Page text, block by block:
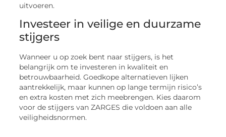
uitvoeren.
Investeer in veilige en duurzame
stijgers
Wanneer u op zoek bent naar stijgers, is het
belangrijk om te investeren in kwaliteit en
betrouwbaarheid. Goedkope alternatieven lijken
aantrekkelijk, maar kunnen op lange termijn risico’s
en extra kosten met zich meebrengen. Kies daarom
voor de stijgers van ZARGES die voldoen aan alle
veiligheidsnormen.